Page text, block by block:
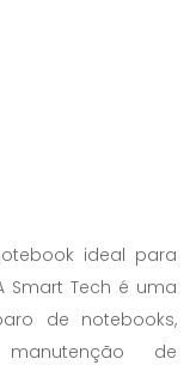
ideal para
Smart Tech é uma
de notebooks,
de